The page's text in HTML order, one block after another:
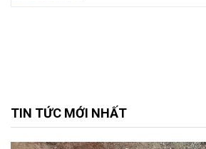
TIN TỨC MỚI NHẤT